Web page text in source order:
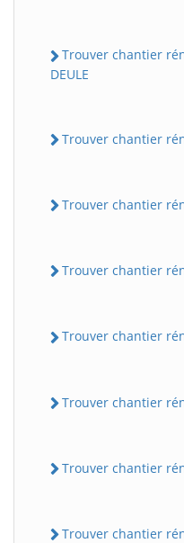
Trouver chantier
DEULE
Trouver chantier
Trouver chantier
Trouver chantier
Trouver chantier
Trouver chantier
Trouver chantier
Trouver chantier